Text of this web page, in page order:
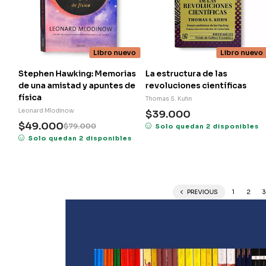
Libro nuevo
Stephen Hawking: Memorias
de una amistad y apuntes de
física
Leonard Mlodinow
$79.000
$49.000
Solo quedan 2 disponibles
Libro nuevo
La estructura de las
revoluciones científicas
Thomas S. Kuhn
$39.000
Solo quedan 2 disponibles
PREVIOUS 1 2 3